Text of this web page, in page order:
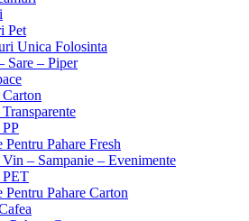
Pet
Unica Folosinta
Sare – Piper
Carton
PP
Pentru Pahare Fresh
Vin – Sampanie – Evenimente
PET
Pentru Pahare Carton